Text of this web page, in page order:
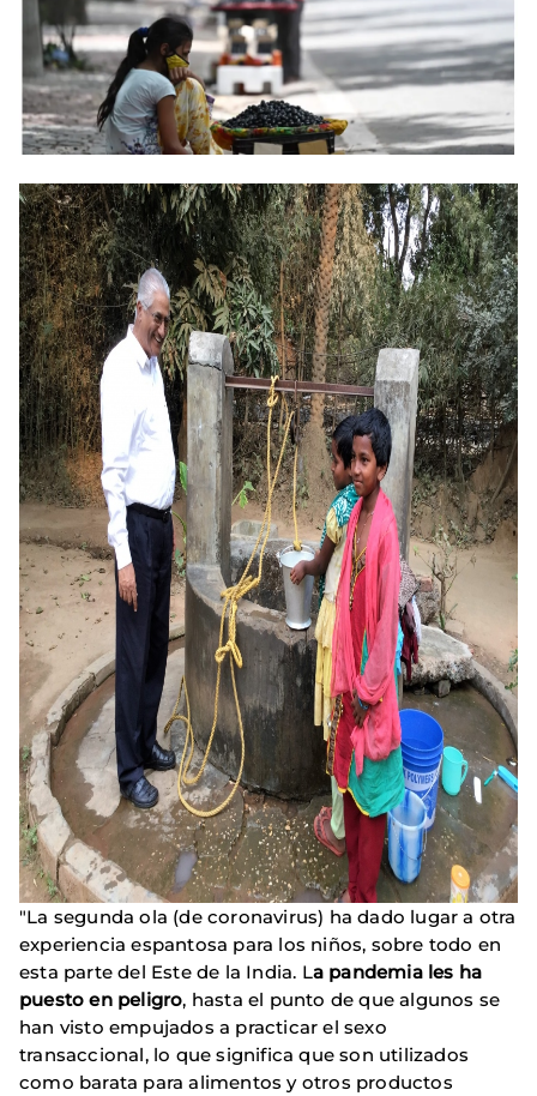
"La segunda ola (de coronavirus) ha dado lugar a otra
experiencia espantosa para los niños, sobre todo en
esta parte del Este de la India. La pandemia les ha
puesto en peligro, hasta el punto de que algunos se
han visto empujados a practicar el sexo
transaccional, lo que significa que son utilizados
como barata para alimentos y otros productos